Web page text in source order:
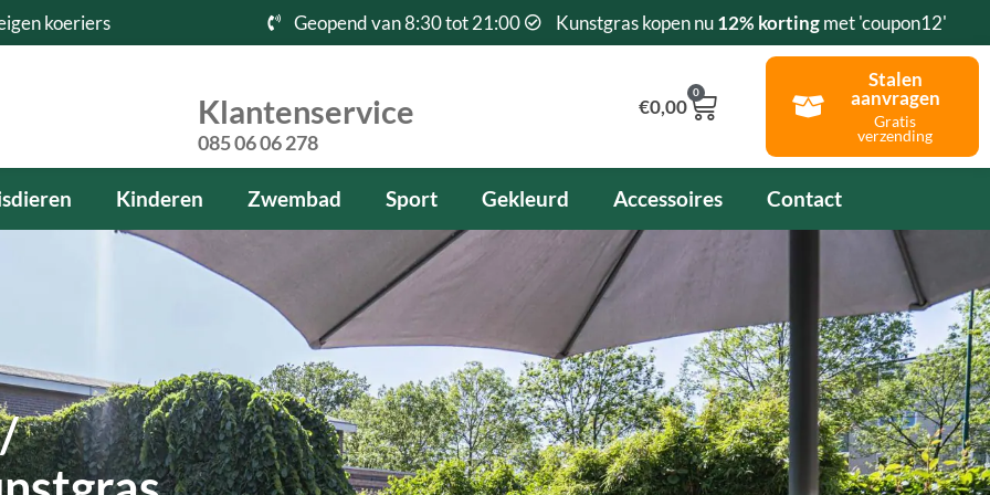
koeriers Geopend van 8:30 tot 21:00 Kunstgras kopen nu12% kortingmet 'coupon12'
Klantenservice
085 06 06 278
€0,00
0
Winkelwagen
Stalen
aanvragen
Gratis
verzending
Kinderen Zwembad Sport Gekleurd Accessoires Contact